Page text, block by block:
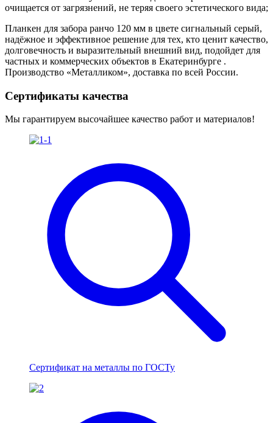
очищается от загрязнений, не теряя своего эстетического вида;
Планкен для забора ранчо 120 мм в цвете сигнальный серый,
надёжное и эффективное решение для тех, кто ценит качество,
долговечность и выразительный внешний вид, подойдет для
частных и коммерческих объектов в Екатеринбурге .
Производство «Металликом», доставка по всей России.
Сертификаты качества
Мы гарантируем высочайшее качество работ и материалов!
Сертификат на металлы по ГОСТу